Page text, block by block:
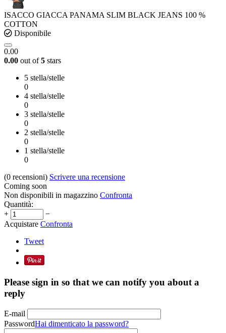
ISACCO GIACCA PANAMA SLIM BLACK JEANS 100 %
COTTON
Disponibile
0.00
0.00 out of5 stars
5 stella/stelle
0
4 stella/stelle
0
3 stella/stelle
0
2 stella/stelle
0
1 stella/stelle
0
(0 recensioni) Scrivere una recensione
Coming soon
Non disponibili in magazzino Confronta
Quantità:
+
−
Acquistare Confronta
Tweet
Please sign in so that we can notify you about a
reply
E-mail
PasswordHai dimenticato la password?